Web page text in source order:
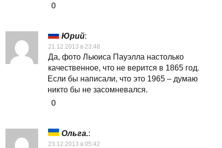
0
Юрий:
21.12.2013 в 23:48
Да, фото Льюиса Пауэлла настолько
качественное, что не верится в 1865 год.
Если бы написали, что это 1965 – думаю
никто бы не засомневался.
0
Ольга.:
23.12.2013 в 05:42